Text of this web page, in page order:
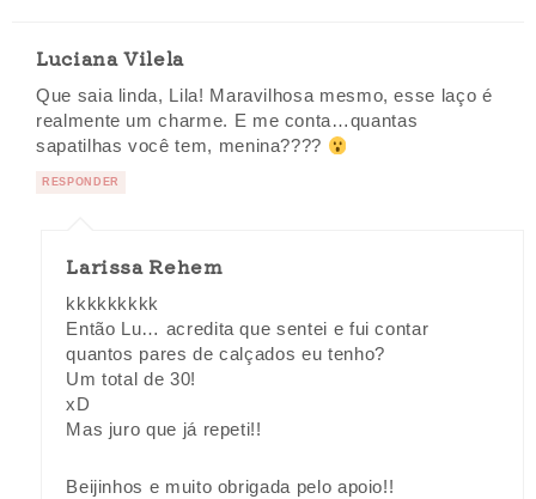
Luciana Vilela
Que saia linda, Lila! Maravilhosa mesmo, esse laço é
realmente um charme. E me conta…quantas
sapatilhas você tem, menina????
RESPONDER
Larissa Rehem
kkkkkkkkk
Então Lu… acredita que sentei e fui contar
quantos pares de calçados eu tenho?
Um total de 30!
xD
Mas juro que já repeti!!
Beijinhos e muito obrigada pelo apoio!!